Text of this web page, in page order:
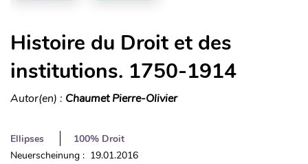
Histoire du Droit et des
institutions. 1750-1914
Autor(en) : Chaumet Pierre-Olivier
Ellipses
100% Droit
Neuerscheinung : 19.01.2016